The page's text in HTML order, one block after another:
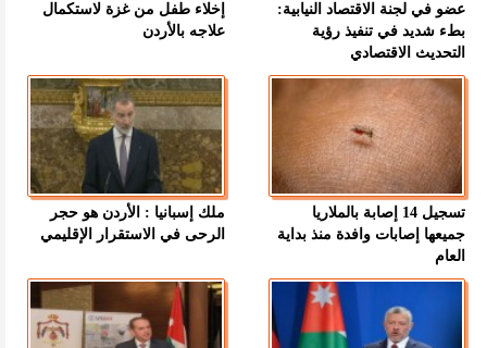
عضو في لجنة الاقتصاد النيابية:
بطء شديد في تنفيذ رؤية
التحديث الاقتصادي
إخلاء طفل من غزة لاستكمال
علاجه بالأردن
تسجيل 14 إصابة بالملاريا
جميعها إصابات وافدة منذ بداية
العام
ملك إسبانيا : الأردن هو حجر
الرحى في الاستقرار الإقليمي